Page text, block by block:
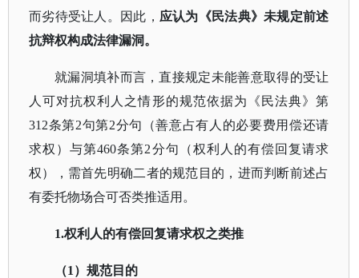
而劣待受让人。因此， 应认为《民法典》未规定前述
抗辩权构成法律漏洞。
就漏洞填补而言，直接规定未能善意取得的受让
人可对抗权利人之情形的规范依据为《民法典》第
312条第2句第2分句（善意占有人的必要费用偿还请
求权）与第460条第2分句（权利人的有偿回复请求
权），需首先明确二者的规范目的，进而判断前述占
有委托物场合可否类推适用。
1.权利人的有偿回复请求权之类推
（1）规范目的